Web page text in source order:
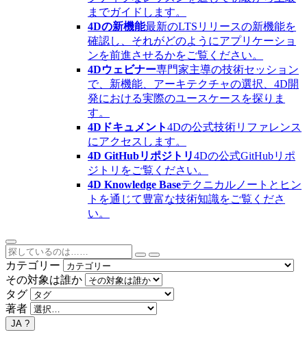
までガイドします。
4Dの新機能最新のLTSリリースの新機能を
確認し、それがどのようにアプリケーショ
ンを前進させるかをご覧ください。
4Dウェビナー専門家主導の技術セッション
で、新機能、アーキテクチャの選択、4D開
発における実際のユースケースを探りま
す。
4Dドキュメント4Dの公式技術リファレンス
にアクセスします。
4D GitHubリポジトリ4Dの公式GitHubリポ
ジトリをご覧ください。
4D Knowledge Baseテクニカルノートとヒン
トを通じて豊富な技術知識をご覧くださ
い。
カテゴリー
その対象は誰か
タグ
著者
JA ?